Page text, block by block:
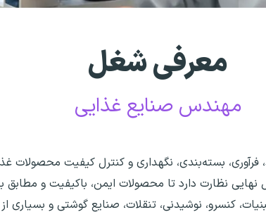
معرفی شغل
مهندس صنایع غذایی
بسته‌بندی، نگهداری و کنترل کیفیت محصولات
نظارت دارد تا محصولات ایمن، باکیفیت و مطابق
کنسرو، نوشیدنی، تنقلات، صنایع گوشتی و بسیاری